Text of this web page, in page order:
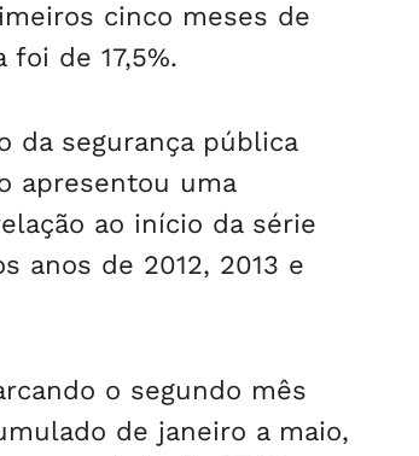
cinco meses de
de 17,5%.
da segurança pública
apresentou uma
ao início da série
anos de 2012, 2013 e
o segundo mês
de janeiro a maio,